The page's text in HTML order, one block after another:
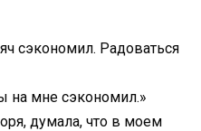
сэкономил. Радоваться
на мне сэкономил.»
думала, что в моем